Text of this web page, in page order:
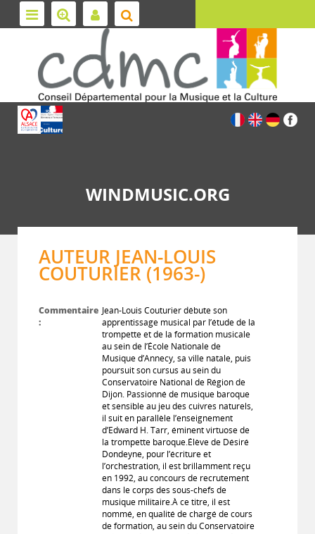
WINDMUSIC.ORG
AUTEUR JEAN-LOUIS
COUTURIER (1963-)
Commentaire
:
Jean-Louis Couturier débute son
apprentissage musical par l’étude de la
trompette et de la formation musicale
au sein de l’École Nationale de
Musique d’Annecy, sa ville natale, puis
poursuit son cursus au sein du
Conservatoire National de Région de
Dijon. Passionné de musique baroque
et sensible au jeu des cuivres naturels,
il suit en parallèle l’enseignement
d’Edward H. Tarr, éminent virtuose de
la trompette baroque.Élève de Désiré
Dondeyne, pour l’écriture et
l’orchestration, il est brillamment reçu
en 1992, au concours de recrutement
dans le corps des sous-chefs de
musique militaire.À ce titre, il est
nommé, en qualité de chargé de cours
de formation, au sein du Conservatoire